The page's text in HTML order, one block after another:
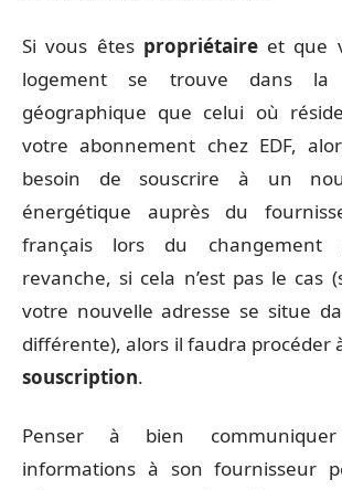
Si vous êtes propriétaireet que
logement se trouve dans la
géographique que celui où
votre abonnement chez EDF,
besoin de souscrire à un
énergétique auprès du
français lors du changement
revanche, si cela n’est pas le cas
votre nouvelle adresse se situe
différente), alors il faudra procéder
souscription.
Penser à bien
informations à son fournisseur